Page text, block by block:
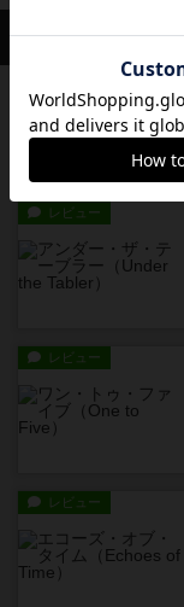
レビュー
レビュー
レビュー
レビュー